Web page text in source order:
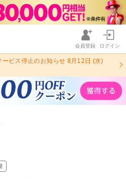
会員登録 ログイン
ビス停止のお知らせ 8月12日 (水)